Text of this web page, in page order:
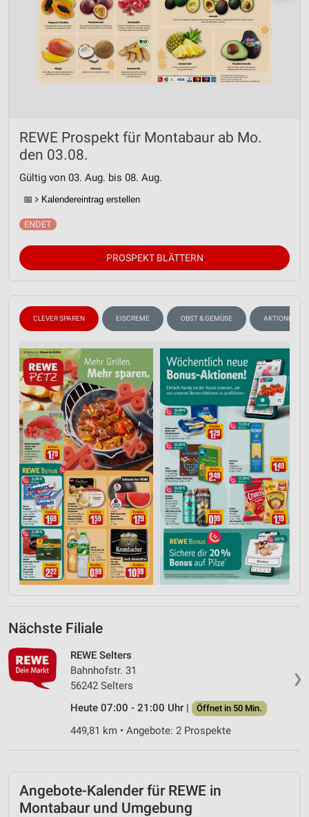
REWE Prospekt für Montabaur ab Mo.
den 03.08.
Gültig von 03. Aug. bis 08. Aug.
📅 Kalendereintrag erstellen
PROSPEKT BLÄTTERN
CLEVER SPAREN EISCREME OBST & GEMÜSE AKTIONEN,
Nächste Filiale
❯
REWE Selters
Bahnhofstr. 31
56242 Selters
Heute 07:00 - 21:00 Uhr |
Öffnet in 50 Min.
449,81 km • Angebote: 2 Prospekte
Angebote-Kalender für REWE in
Montabaur und Umgebung